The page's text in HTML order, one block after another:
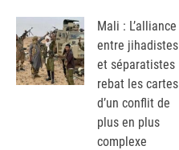
Mali : L’alliance
entre jihadistes
et séparatistes
rebat les cartes
d’un conflit de
plus en plus
complexe